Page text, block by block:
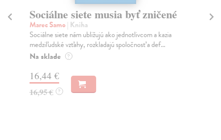
Sociálne siete musia byť zničené
Marec Samo| Kniha
Sociálne siete nám ubližujú ako jednotlivcom a kazia
medziľudské vzťahy, rozkladajú spoločnosť a def...
Na sklade ?
16,44 €
16,95 € ?